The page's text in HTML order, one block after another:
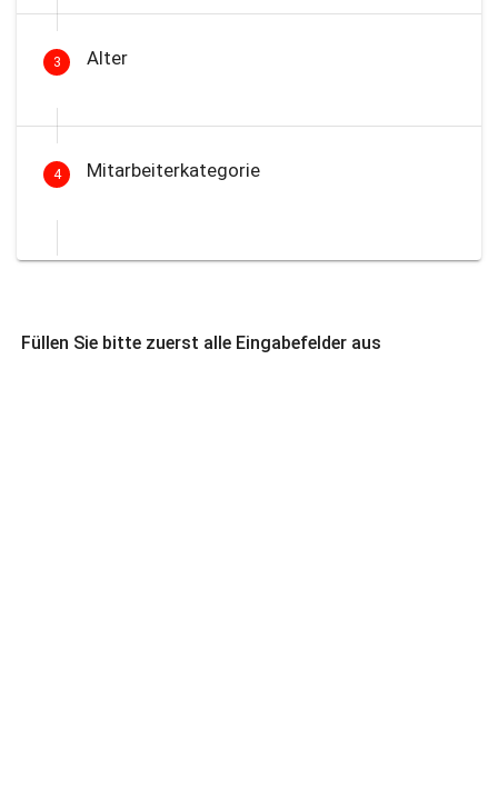
3 Alter
4 Mitarbeiterkategorie
Füllen Sie bitte zuerst alle Eingabefelder aus